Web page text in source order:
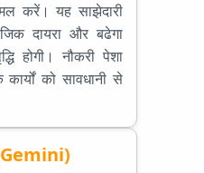
करें। यह साझेदारी
दायरा और बढेगा
होगी। नौकरी पेशा
को सावधानी से